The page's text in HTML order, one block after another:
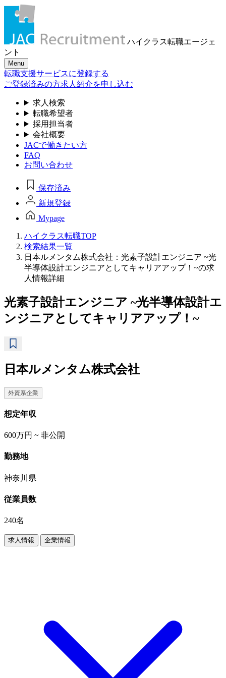
ハイクラス転職エージェ
ント
Menu
転職支援サービスに登録する
ご登録済みの方求人紹介を申し込む
求人検索
転職希望者
採用担当者
会社概要
JACで働きたい方
FAQ
お問い合わせ
保存済み
新規登録
Mypage
ハイクラス転職TOP
検索結果一覧
日本ルメンタム株式会社：光素子設計エンジニア ~光
半導体設計エンジニアとしてキャリアアップ！~の求
人情報詳細
光素子設計エンジニア ~光半導体設計エ
ンジニアとしてキャリアアップ！~
日本ルメンタム株式会社
外資系企業
想定年収
600万円 ~ 非公開
勤務地
神奈川県
従業員数
240名
求人情報 企業情報